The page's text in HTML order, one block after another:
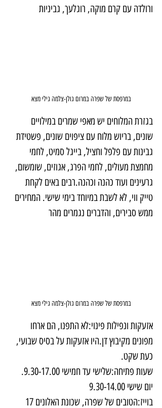
ורולדה עם קרם מוקה, רוגלעך, גביניות
במרפסת של שפרה במרום גולן-צלמה גילי מצא
בגזרת המלוחים יש מאפי שמרים במילויים
שונים, בריוש מלוח עם ציפוים שונים, פשטידת
גבינות עם פלפל וחציל, בייגל סמיט, לחמי
מחמצת מעולים, לחמי הפרג, אגוזים, שומשום,
גרעינים ועוד כהנה וכהנה.רבים באים לקחת
טייק ווי, לא לשבת במיוחד בימי שישי. המחירים
ממש סבירים, והדברים נגמרים מהר
במרפסת של שפרה במרום גולן-צלמה גילי מצא
אזעקות ונפילות פינוי:לא התפנו, הם ארחו
מפונים מקיבוץ דן.היו אזעקות על בסיס שבועי,
כעת שקט.
שעות פתיחה:שלישי עד חמישי 9.30-17.00.
יום שישי 9.30-14.00